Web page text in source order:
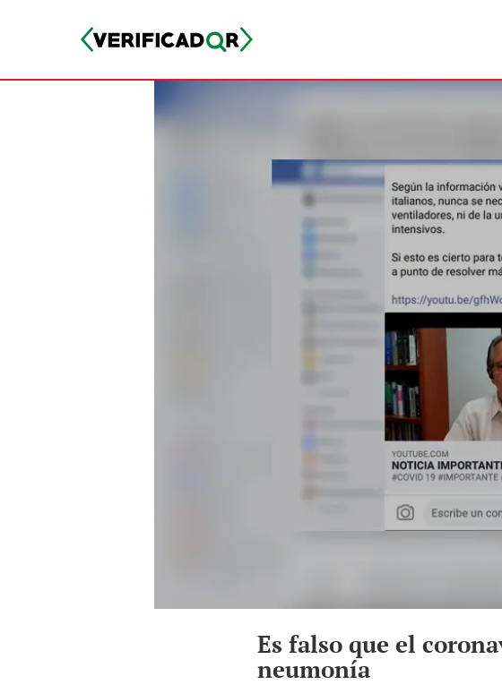
Es falso que el
neumonía